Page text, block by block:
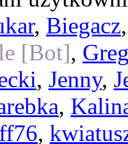
, Biegacz
[Bot],
, Jenny,
,
,